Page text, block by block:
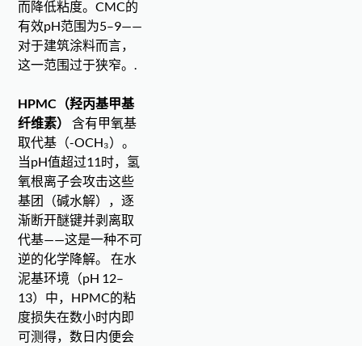
而降低粘度。CMC的
有效pH范围为5–9——
对于建筑涂料而言，
这一范围过于狭窄。.
HPMC（羟丙基甲基
纤维素）
含有甲氧基
取代基（-OCH₃）。
当pH值超过11时，氢
氧根离子会攻击这些
基团（碱水解），逐
渐断开醚键并剥离取
代基——这是一种不可
逆的化学降解。 在水
泥基环境（pH 12–
13）中，HPMC的粘
度损失在数小时内即
可测得，数日内便会